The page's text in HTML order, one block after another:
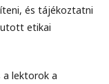
és tájékoztatni
etikai
a lektorok a